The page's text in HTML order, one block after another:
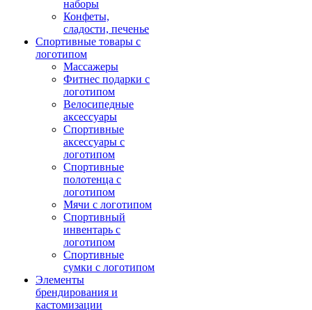
наборы
Конфеты,
сладости, печенье
Спортивные товары с
логотипом
Массажеры
Фитнес подарки с
логотипом
Велосипедные
аксессуары
Спортивные
аксессуары с
логотипом
Спортивные
полотенца с
логотипом
Мячи с логотипом
Спортивный
инвентарь с
логотипом
Спортивные
сумки с логотипом
Элементы
брендирования и
кастомизации